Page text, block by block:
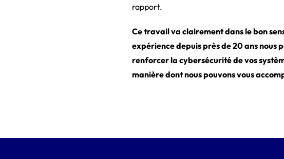
rapport.
Ce travail va clairement dans le bon
expérience depuis près de 20 ans
renforcer la cybersécurité de vos
manière dont nous pouvons vous